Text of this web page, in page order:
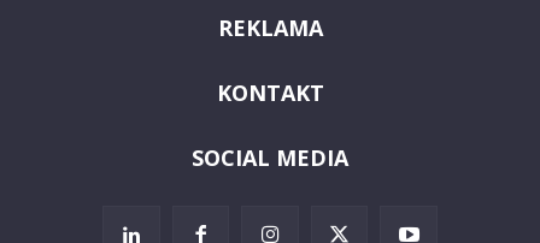
REKLAMA
KONTAKT
SOCIAL MEDIA